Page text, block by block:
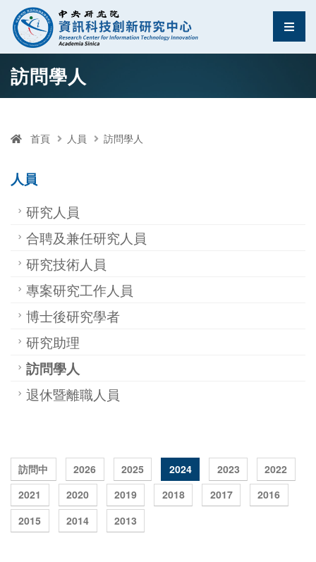
跳至中央區塊/Main Content
資訊科技創新研究中 選
訪問學人
首頁 人員 訪問學人
人員
研究人員
合聘及兼任研究人員
研究技術人員
專案研究工作人員
博士後研究學者
研究助理
訪問學人
退休暨離職人員
訪問中 2026 2025 2024 2023
2022
2021
2020 2019 2018 2017
2016
2015
2014 2013